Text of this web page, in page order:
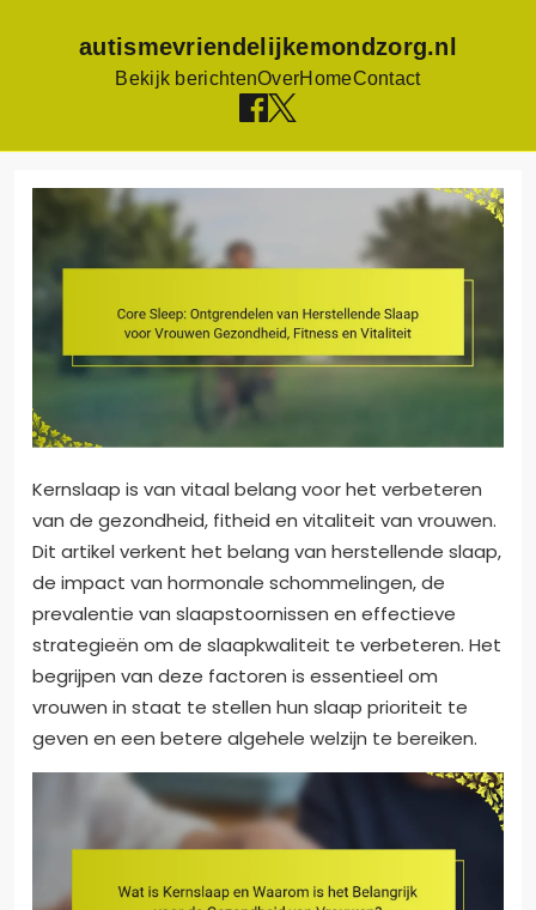
autismevriendelijkemondzorg.nl
Bekijk berichtenOverHomeContact
Kernslaap is van vitaal belang voor het verbeteren
van de gezondheid, fitheid en vitaliteit van vrouwen.
Dit artikel verkent het belang van herstellende slaap,
de impact van hormonale schommelingen, de
prevalentie van slaapstoornissen en effectieve
strategieën om de slaapkwaliteit te verbeteren. Het
begrijpen van deze factoren is essentieel om
vrouwen in staat te stellen hun slaap prioriteit te
geven en een betere algehele welzijn te bereiken.